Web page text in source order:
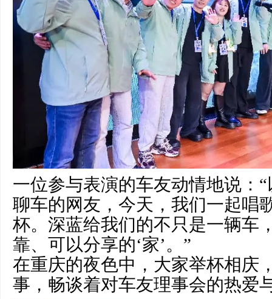
一位参与表演的车友动情地说：
聊车的网友，今天，我们一起唱
杯。深蓝给我们的不只是一辆车
靠、可以分享的‘家’。”
在重庆的夜色中，大家举杯相庆
事，畅谈着对车友理事会的热爱